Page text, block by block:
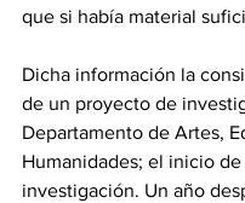
que si había material
Dicha información la
de un proyecto de
Departamento de Artes,
Humanidades; el inicio de
investigación. Un año